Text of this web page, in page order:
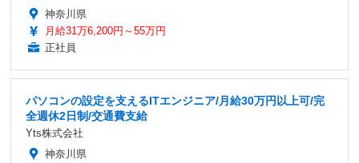
神奈川県
月給31万6,200円～55万円
正社員
パソコンの設定を支えるITエンジニア/月給30万円以上可/完
全週休2日制/交通費支給
Yts株式会社
神奈川県